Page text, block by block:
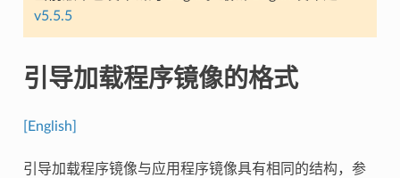
v5.5.5
引导加载程序镜像的格式
[English]
引导加载程序镜像与应用程序镜像具有相同的结构，参